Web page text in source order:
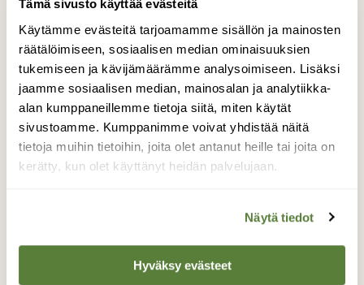
Tämä sivusto käyttää evästeitä
Käytämme evästeitä tarjoamamme sisällön ja mainosten
räätälöimiseen, sosiaalisen median ominaisuuksien
tukemiseen ja kävijämäärämme analysoimiseen. Lisäksi
jaamme sosiaalisen median, mainosalan ja analytiikka-
alan kumppaneillemme tietoja siitä, miten käytät
sivustoamme. Kumppanimme voivat yhdistää näitä
tietoja muihin tietoihin, joita olet antanut heille tai joita on
kerätty, kun olet käyttänyt heidän palvelujaan.
Näytä tiedot
Hyväksy evästeet
Kangasvuokot
Avautuneet kangasvuokot ilahduttavat aina.
Valokuvaaja: Tarja Naukkarinen, Savitaipale
16.4.2025
TAKAISIN LISTAAN